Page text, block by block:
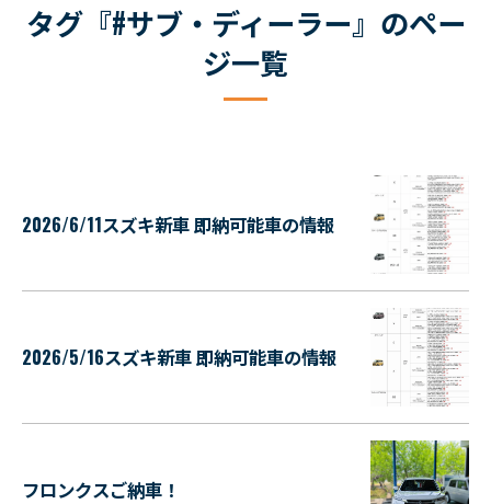
タグ『#サブ・ディーラー』のペー
ジ一覧
2026/6/11スズキ新車 即納可能車の情報
2026/5/16スズキ新車 即納可能車の情報
フロンクスご納車！